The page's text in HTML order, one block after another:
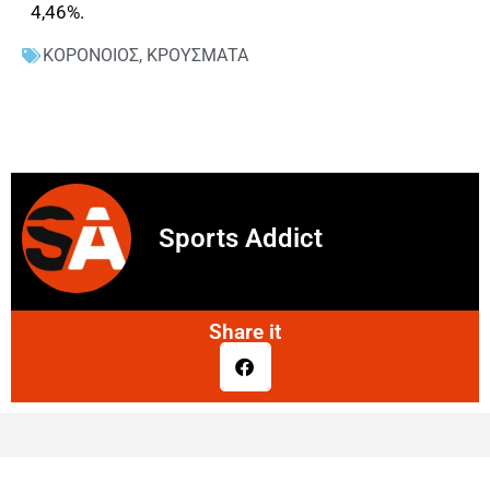
4,46%.
ΚΟΡΟΝΟΙΟΣ, ΚΡΟΥΣΜΑΤΑ
Sports Addict
Share it